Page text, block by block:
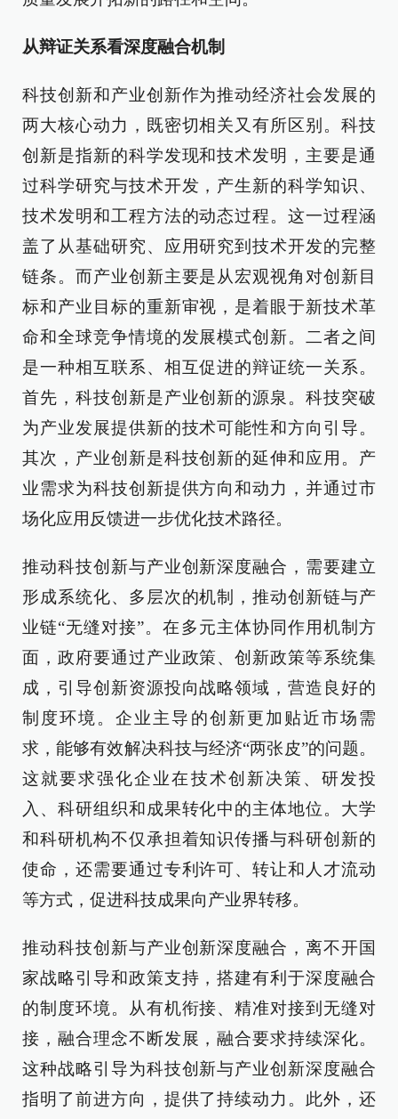
从辩证关系看深度融合机制
科技创新和产业创新作为推动经济社会发展的
两大核心动力，既密切相关又有所区别。科技
创新是指新的科学发现和技术发明，主要是通
过科学研究与技术开发，产生新的科学知识、
技术发明和工程方法的动态过程。这一过程涵
盖了从基础研究、应用研究到技术开发的完整
链条。而产业创新主要是从宏观视角对创新目
标和产业目标的重新审视，是着眼于新技术革
命和全球竞争情境的发展模式创新。二者之间
是一种相互联系、相互促进的辩证统一关系。
首先，科技创新是产业创新的源泉。科技突破
为产业发展提供新的技术可能性和方向引导。
其次，产业创新是科技创新的延伸和应用。产
业需求为科技创新提供方向和动力，并通过市
场化应用反馈进一步优化技术路径。
推动科技创新与产业创新深度融合，需要建立
形成系统化、多层次的机制，推动创新链与产
业链“无缝对接”。在多元主体协同作用机制方
面，政府要通过产业政策、创新政策等系统集
成，引导创新资源投向战略领域，营造良好的
制度环境。企业主导的创新更加贴近市场需
求，能够有效解决科技与经济“两张皮”的问题。
这就要求强化企业在技术创新决策、研发投
入、科研组织和成果转化中的主体地位。大学
和科研机构不仅承担着知识传播与科研创新的
使命，还需要通过专利许可、转让和人才流动
等方式，促进科技成果向产业界转移。
推动科技创新与产业创新深度融合，离不开国
家战略引导和政策支持，搭建有利于深度融合
的制度环境。从有机衔接、精准对接到无缝对
接，融合理念不断发展，融合要求持续深化。
这种战略引导为科技创新与产业创新深度融合
指明了前进方向，提供了持续动力。此外，还